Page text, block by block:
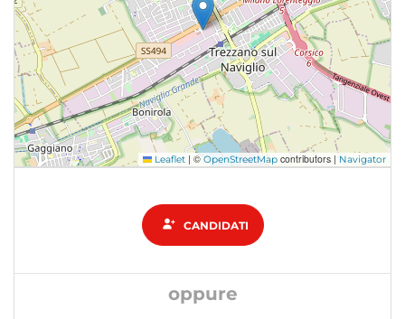
Leaflet | ©OpenStreetMap contributors | Navigator
CANDIDATI
oppure